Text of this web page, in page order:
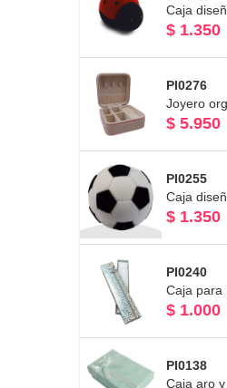
$ 1.350
PI0276
$ 5.950
PI0255
$ 1.350
PI0240
$ 1.000
PI0138